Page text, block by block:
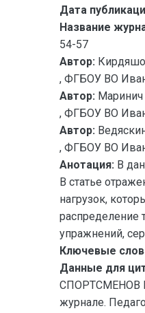
Дата
Название
54-57
Автор:
, ФГБОУ ВО
Автор: Маринич
, ФГБОУ ВО
Автор:
, ФГБОУ ВО
Анотация: В
В статье
нагрузок,
распределение
упражнений,
Ключевые
Данные для
СПОРТСМЕНОВ
журнале.